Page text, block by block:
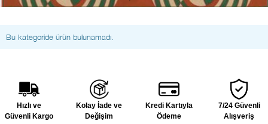
Bu kategoride ürün bulunamadı.
Hızlı ve
Güvenli Kargo
Kolay İade ve
Değişim
Kredi Kartıyla
Ödeme
7/24 Güvenli
Alışveriş